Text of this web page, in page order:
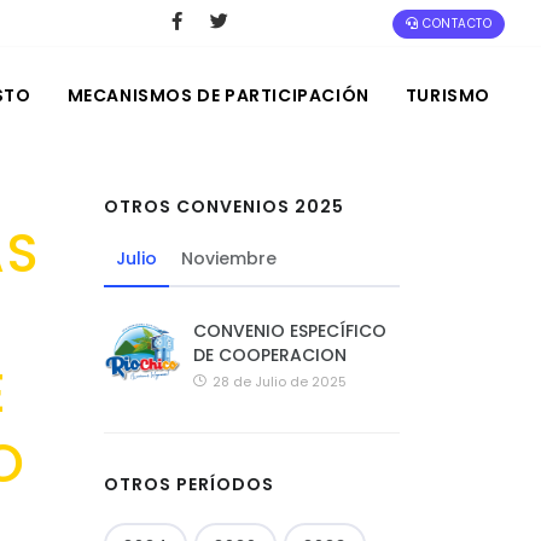
CONTACTO
MECANISMOS DE PARTICIPACIÓN TURISMO
OTROS CONVENIOS 2025
Julio Noviembre
CONVENIO ESPECÍFICO
DE COOPERACION
28 de Julio de 2025
OTROS PERÍODOS